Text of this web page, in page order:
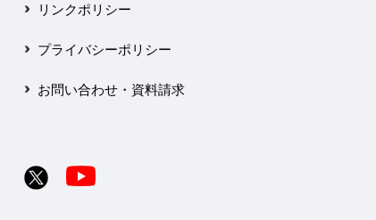
リンクポリシー
プライバシーポリシー
お問い合わせ・資料請求